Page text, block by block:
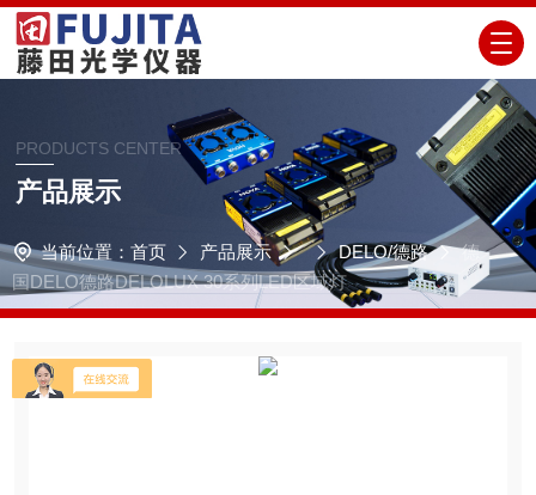
PRODUCTS CENTER
产品展示
当前位置： 首页 产品展示 DELO/德路
德
国DELO德路DELOLUX 30系列LED区域灯